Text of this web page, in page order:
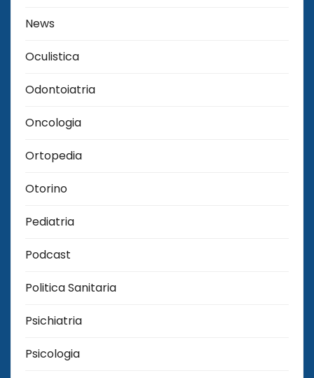
News
Oculistica
Odontoiatria
Oncologia
Ortopedia
Otorino
Pediatria
Podcast
Politica Sanitaria
Psichiatria
Psicologia